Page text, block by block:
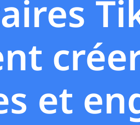
et